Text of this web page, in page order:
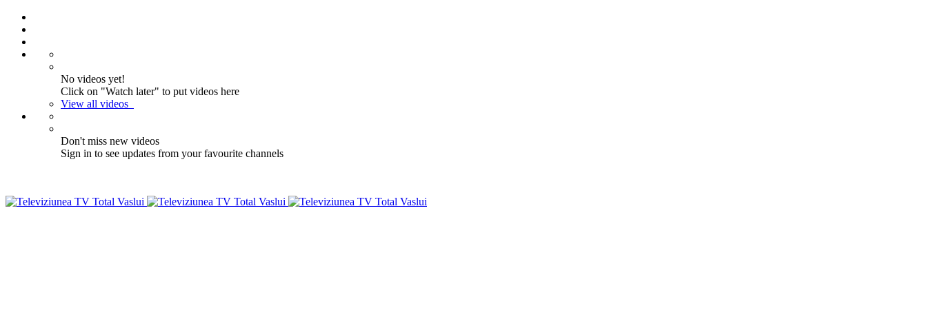
No videos yet!
Click on "Watch later" to put videos here
View all videos
Don't miss new videos
Sign in to see updates from your favourite channels